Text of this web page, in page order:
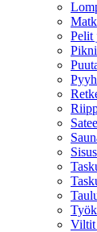
Pelit
Viltit